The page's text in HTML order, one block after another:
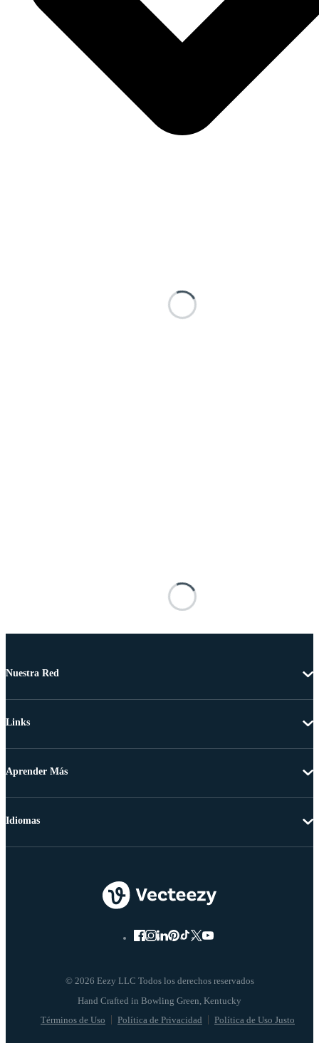
Nuestra Red
Links
Aprender Más
© 2026 Eezy LLC Todos los derechos reservados
Términos de Uso Política de Privacidad Política de Uso Justo
Idiomas